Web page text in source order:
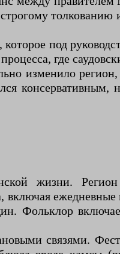
толкованию
под
где
изменило регион,
консервативным,
жизни. Регион
включая
Фольклор
связями.